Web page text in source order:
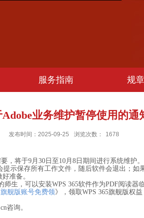
服务指南 规
Adobe业务维护暂停使用的通
发布时间：2025-09-25 浏览次数： 1678
，将于9月30日至10月8日期间进行系统维护
示保存所有工作文件，随后软件会退出；如
准备。
生，可以安装WPS 365软件作为PDF阅读器
舰版账号免费领》
，领取WPS 365旗舰版权
咨询。